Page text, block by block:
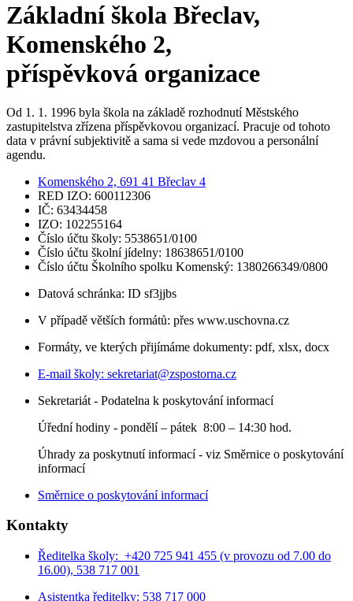
Základní škola Břeclav,
Komenského 2,
příspěvková organizace
Od 1. 1. 1996 byla škola na základě rozhodnutí Městského
zastupitelstva zřízena příspěvkovou organizací. Pracuje od tohoto
data v právní subjektivitě a sama si vede mzdovou a personální
agendu.
Komenského 2, 691 41 Břeclav 4
RED IZO: 600112306
IČ: 63434458
IZO: 102255164
Číslo účtu školy: 5538651/0100
Číslo účtu školní jídelny: 18638651/0100
Číslo účtu Školního spolku Komenský: 1380266349/0800
Datová schránka: ID sf3jjbs
V případě větších formátů: přes www.uschovna.cz
Formáty, ve kterých přijímáme dokumenty: pdf, xlsx, docx
E-mail školy: sekretariat@zspostorna.cz
Sekretariát - Podatelna k poskytování informací
Úřední hodiny - pondělí – pátek 8:00 – 14:30 hod.
Úhrady za poskytnutí informací - viz Směrnice o poskytování
informací
Směrnice o poskytování informací
Kontakty
Ředitelka školy: +420 725 941 455 (v provozu od 7.00 do
16.00), 538 717 001
Asistentka ředitelky: 538 717 000